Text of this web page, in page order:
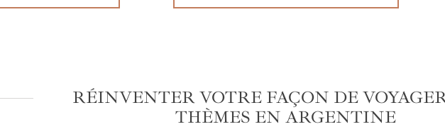
RÉINVENTER VOTRE FAÇON DE
THÈMES EN ARGENTINE